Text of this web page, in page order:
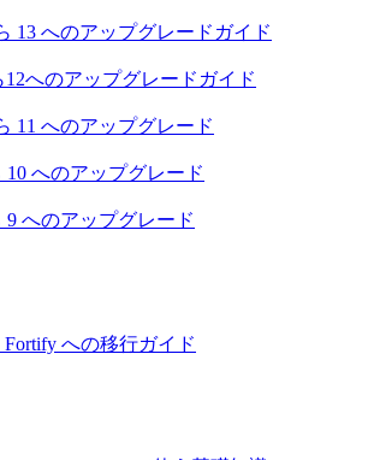
13 へのアップグレードガイド
12へのアップグレードガイド
11 へのアップグレード
10 へのアップグレード
9 へのアップグレード
Fortify への移行ガイド